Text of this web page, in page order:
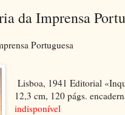
da Imprensa
Portuguesa
Lisboa, 1941 Editorial
12,3 cm, 120 págs.
indisponível